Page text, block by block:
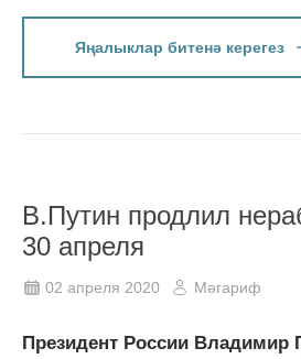
Яңалыклар битенә керегез
В.Путин продлил
30 апреля
02 апреля 2020 Мәгариф
Президент России Владимир